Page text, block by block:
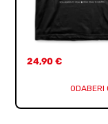
24,90€
ODABERI